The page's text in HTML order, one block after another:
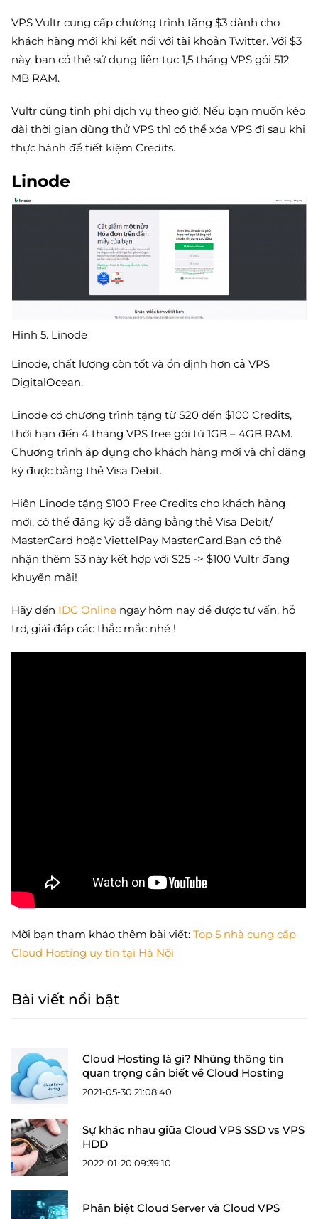
VPS Vultr cung cấp chương trình tặng $3 dành cho
khách hàng mới khi kết nối với tài khoản Twitter. Với $3
này, bạn có thể sử dụng liên tục 1,5 tháng VPS gói 512
MB RAM.
Vultr cũng tính phí dịch vụ theo giờ. Nếu bạn muốn kéo
dài thời gian dùng thử VPS thì có thể xóa VPS đi sau khi
thực hành để tiết kiệm Credits.
Linode
Hình 5. Linode
Linode, chất lượng còn tốt và ổn định hơn cả VPS
DigitalOcean.
Linode có chương trình tặng từ $20 đến $100 Credits,
thời hạn đến 4 tháng VPS free gói từ 1GB – 4GB RAM.
Chương trình áp dụng cho khách hàng mới và chỉ đăng
ký được bằng thẻ Visa Debit.
Hiện Linode tặng $100 Free Credits cho khách hàng
mới, có thể đăng ký dễ dàng bằng thẻ Visa Debit/
MasterCard hoặc ViettelPay MasterCard.Bạn có thể
nhận thêm $3 này kết hợp với $25 -> $100 Vultr đang
khuyến mãi!
Hãy đến IDC Online ngay hôm nay để được tư vấn, hỗ
trợ, giải đáp các thắc mắc nhé !
Mời bạn tham khảo thêm bài viết:Top 5 nhà cung cấp
Cloud Hosting uy tín tại Hà Nội
Bài viết nổi bật
Cloud Hosting là gì? Những thông tin
quan trọng cần biết về Cloud Hosting
2021-05-30 21:08:40
Sự khác nhau giữa Cloud VPS SSD vs VPS
HDD
2022-01-20 09:39:10
Phân biệt Cloud Server và Cloud VPS